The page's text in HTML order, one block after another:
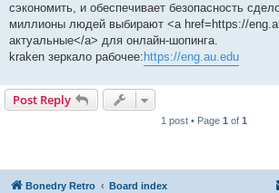
сэкономить, и обеспечивает безопасность
миллионы людей выбирают <a href=https://
актуальные</a> для онлайн-шопинга.
kraken зеркало рабочее: https://eng.au.edu
Post Reply
1 post • Page 1 of 1
Bonedry Retro Board index